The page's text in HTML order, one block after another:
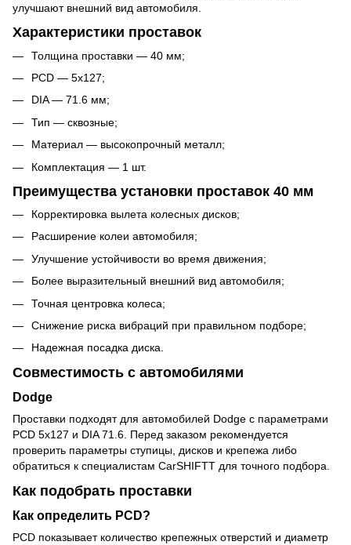
улучшают внешний вид автомобиля.
Характеристики проставок
Толщина проставки — 40 мм;
PCD — 5x127;
DIA — 71.6 мм;
Тип — сквозные;
Материал — высокопрочный металл;
Комплектация — 1 шт.
Преимущества установки проставок 40 мм
Корректировка вылета колесных дисков;
Расширение колеи автомобиля;
Улучшение устойчивости во время движения;
Более выразительный внешний вид автомобиля;
Точная центровка колеса;
Снижение риска вибраций при правильном подборе;
Надежная посадка диска.
Совместимость с автомобилями
Dodge
Проставки подходят для автомобилей Dodge с параметрами
PCD 5x127 и DIA 71.6. Перед заказом рекомендуется
проверить параметры ступицы, дисков и крепежа либо
обратиться к специалистам CarSHIFTT для точного подбора.
Как подобрать проставки
Как определить PCD?
PCD показывает количество крепежных отверстий и диаметр